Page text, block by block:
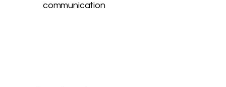
communication